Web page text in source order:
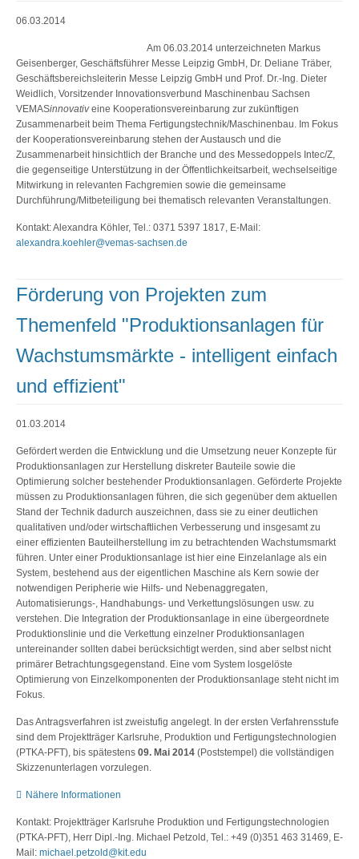
06.03.2014
Am 06.03.2014 unterzeichneten Markus
Geisenberger, Geschäftsführer Messe Leipzig GmbH, Dr. Deliane Träber,
Geschäftsbereichsleiterin Messe Leipzig GmbH und Prof. Dr.-Ing. Dieter
Weidlich, Vorsitzender Innovationsverbund Maschinenbau Sachsen
VEMASinnovativeine Kooperationsvereinbarung zur zukünftigen
Zusammenarbeit beim Thema Fertigungstechnik/Maschinenbau. Im Fokus
der Kooperationsvereinbarung stehen der Austausch und die
Zusammenarbeit hinsichtlich der Branche und des Messedoppels Intec/Z,
die gegenseitige Unterstützung in der Öffentlichkeitsarbeit, wechselseitige
Mitwirkung in relevanten Fachgremien sowie die gemeinsame
Durchführung/Mitbeteiligung bei thematisch relevanten Veranstaltungen.
Kontakt: Alexandra Köhler, Tel.: 0371 5397 1817, E-Mail:
alexandra.koehler@vemas-sachsen.de
Förderung von Projekten zum
Themenfeld "Produktionsanlagen für
Wachstumsmärkte - intelligent einfach
und effizient"
01.03.2014
Gefördert werden die Entwicklung und die Umsetzung neuer Konzepte für
Produktionsanlagen zur Herstellung diskreter Bauteile sowie die
Optimierung solcher bestehender Produktionsanlagen. Geförderte Projekte
müssen zu Produktionsanlagen führen, die sich gegenüber dem aktuellen
Stand der Technik dadurch auszeichnen, dass sie zu einer deutlichen
qualitativen und/oder wirtschaftlichen Verbesserung und insgesamt zu
einer effizienten Bauteilherstellung im zu betrachtenden Wachstumsmarkt
führen. Unter einer Produktionsanlage ist hier eine Einzelanlage als ein
System, bestehend aus der eigentlichen Maschine als Kern sowie der
notwendigen Peripherie wie Hilfs- und Nebenaggregaten,
Automatisierungs-, Handhabungs- und Verkettungslösungen usw. zu
verstehen. Die Integration der Produktionsanlage in eine übergeordnete
Produktionslinie und die Verkettung einzelner Produktionsanlagen
untereinander sollten dabei berücksichtigt werden, sind aber selbst nicht
primärer Betrachtungsgegenstand. Eine vom System losgelöste
Optimierung von Einzelkomponenten der Produktionsanlage steht nicht im
Fokus.
Das Antragsverfahren ist zweistufig angelegt. In der ersten Verfahrensstufe
sind dem Projektträger Karlsruhe, Produktion und Fertigungstechnologien
(PTKA-PFT), bis spätestens 09. Mai 2014 (Poststempel) die vollständigen
Skizzenunterlagen vorzulegen.
Nähere Informationen
Kontakt: Projektträger Karlsruhe Produktion und Fertigungstechnologien
(PTKA-PFT), Herr Dipl.-Ing. Michael Petzold, Tel.: +49 (0)351 463 31469, E-
Mail: michael.petzold@kit.edu